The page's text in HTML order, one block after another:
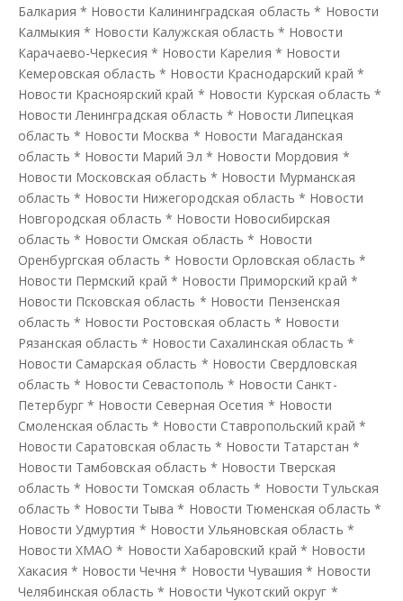
Балкария * Новости Калининградская область * Новости
Калмыкия * Новости Калужская область * Новости
Карачаево-Черкесия * Новости Карелия * Новости
Кемеровская область * Новости Краснодарский край *
Новости Красноярский край * Новости Курская область *
Новости Ленинградская область * Новости Липецкая
область * Новости Москва * Новости Магаданская
область * Новости Марий Эл * Новости Мордовия *
Новости Московская область * Новости Мурманская
область * Новости Нижегородская область * Новости
Новгородская область * Новости Новосибирская
область * Новости Омская область * Новости
Оренбургская область * Новости Орловская область *
Новости Пермский край * Новости Приморский край *
Новости Псковская область * Новости Пензенская
область * Новости Ростовская область * Новости
Рязанская область * Новости Сахалинская область *
Новости Самарская область * Новости Свердловская
область * Новости Севастополь * Новости Санкт-
Петербург* Новости Северная Осетия * Новости
Смоленская область * Новости Ставропольский край *
Новости Саратовская область * Новости Татарстан *
Новости Тамбовская область * Новости Тверская
область * Новости Томская область * Новости Тульская
область * Новости Тыва * Новости Тюменская область *
Новости Удмуртия * Новости Ульяновская область *
Новости ХМАО * Новости Хабаровский край * Новости
Хакасия * Новости Чечня * Новости Чувашия * Новости
Челябинская область * Новости Чукотский округ *